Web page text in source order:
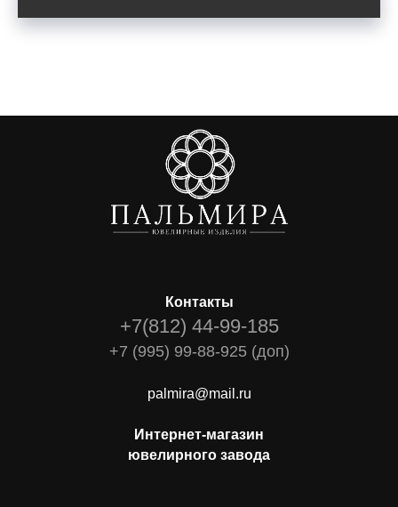
Контакты
+7(812) 44-99-185
+7 (995) 99-88-925 (доп)
palmira@mail.ru
Интернет-магазин
ювелирного завода